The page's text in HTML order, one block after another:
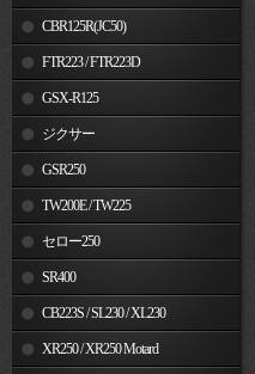
CBR125R(JC50)
FTR223 / FTR223D
GSX-R125
ジクサー
GSR250
TW200E / TW225
セロー250
SR400
CB223S / SL230 / XL230
XR250 / XR250 Motard